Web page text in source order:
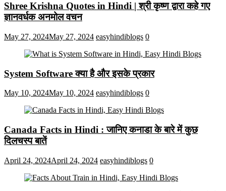
Shree Krishna Quotes in Hindi | श्री कृष्ण द्वारा कहे गए
ज्ञानवर्धक अनमोल वचन
May 27, 2024May 27, 2024 easyhindiblogs 0
System Software क्या है और इसके प्रकार
May 10, 2024May 10, 2024 easyhindiblogs 0
Canada Facts in Hindi : जानिए कनाडा के बारे में कुछ
दिलचस्प बातें
April 24, 2024April 24, 2024 easyhindiblogs 0